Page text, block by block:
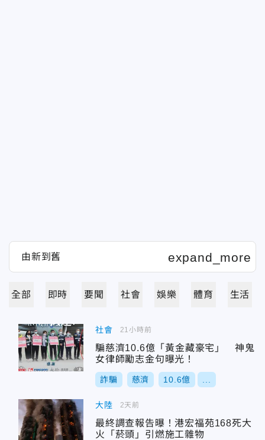
全部 即時 要聞 社會 娛樂 體育 生活
社會
騙慈濟10.6億「黃金藏豪宅」 神鬼
女律師勵志金句曝光！
詐騙 慈濟 10.6億
21小時前
大陸
最終調查報告曝！港宏福苑168死大
火「菸頭」引燃施工雜物
2天前